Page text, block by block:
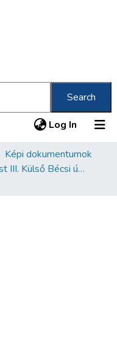
Search
Log In (current)
Képi dokumentumok
Budapest III. Külső Bécsi út 373 Neológ zsidó temető